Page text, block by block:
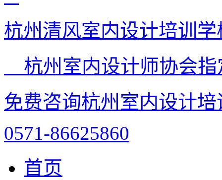
杭州清风室内设计培训学
杭州室内设计师协会
免费咨询杭州室内设计
0571-86625860
首页